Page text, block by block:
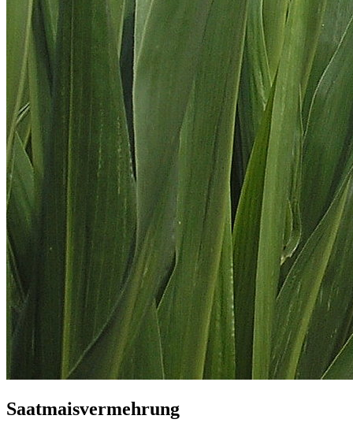
Saatmaisvermehrung